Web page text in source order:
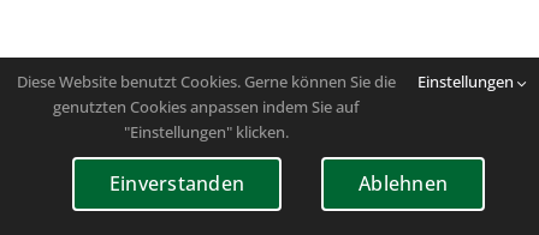
Diese Website benutzt Cookies. Gerne können Sie die
genutzten Cookies anpassen indem Sie auf
"Einstellungen" klicken.
Einstellungen
Einverstanden Ablehnen